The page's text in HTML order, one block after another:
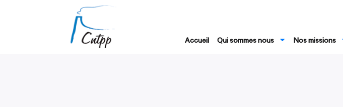
Accueil Qui sommes nous Nos missions